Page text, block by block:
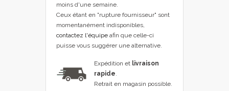
moins d'une semaine.
Ceux étant en "rupture fournisseur" sont
momentanément indisponibles,
contactez l'équipe afin que celle-ci
puisse vous suggérer une alternative.
Expédition et livraison
rapide
Retrait en magasin possible.